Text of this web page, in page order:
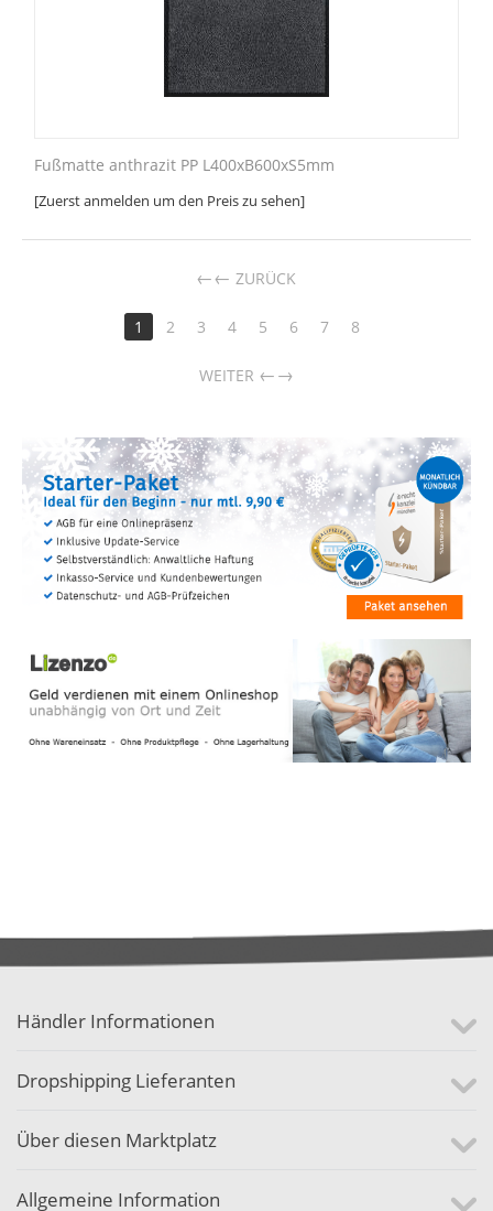
Fußmatte anthrazit PP L400xB600xS5mm
[Zuerst anmelden um den Preis zu sehen]
← ZURÜCK
1 2 3 4 5 6 7 8
WEITER →
Händler Informationen
Dropshipping Lieferanten
Über diesen Marktplatz
Allgemeine Information